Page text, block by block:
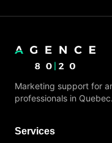
Marketing support for
professionals in Quebec.
Services